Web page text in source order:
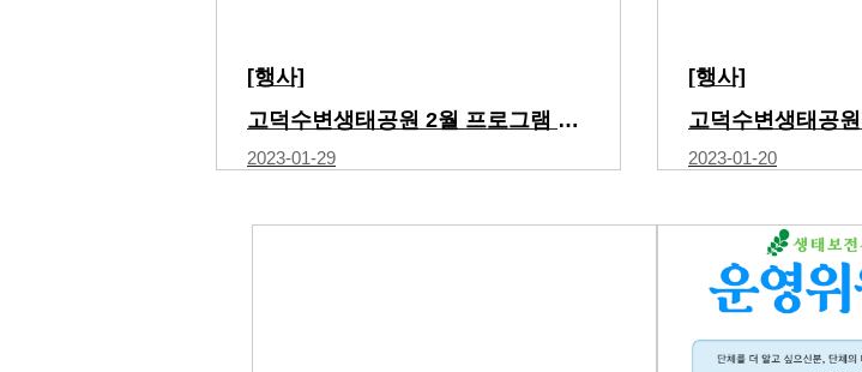
[행사]
고덕수변생태공원 2월 프로그램 안내
2023-01-29
[행사]
2023-01-20